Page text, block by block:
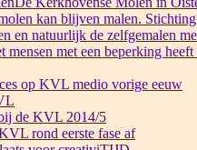
kan blijven malen.
en natuurlijk de zelfgemalen
mensen met een beperking
op KVL medio vorige eeuw
de KVL 2014/5
rond eerste fase af